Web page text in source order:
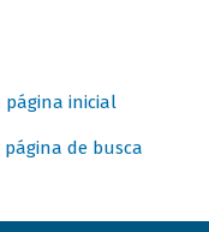
página inicial
página de busca